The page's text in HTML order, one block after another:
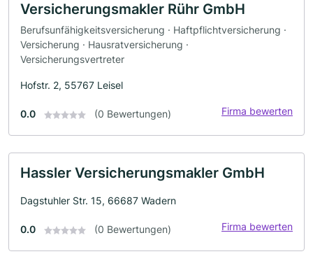
Versicherungsmakler Rühr GmbH
Berufsunfähigkeitsversicherung · Haftpflichtversicherung ·
Versicherung · Hausratversicherung ·
Versicherungsvertreter
Hofstr. 2, 55767 Leisel
0.0 (0 Bewertungen) Firma bewerten
Hassler Versicherungsmakler GmbH
Dagstuhler Str. 15, 66687 Wadern
0.0 (0 Bewertungen) Firma bewerten